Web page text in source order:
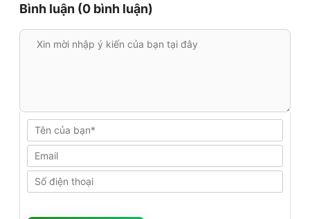
Bình luận (0 bình luận)